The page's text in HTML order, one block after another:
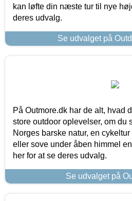
kan løfte din næste tur til nye
deres udvalg.
Se udvalget på
På Outmore.dk har de alt, hvad
store outdoor oplevelser, om du
Norges barske natur, en
eller sove under åben himmel
her for at se deres udvalg.
Se udvalget på